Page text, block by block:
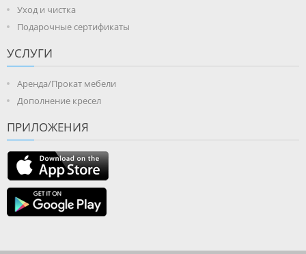
Уход и чистка
Подарочные сертификаты
УСЛУГИ
Аренда/Прокат мебели
Дополнение кресел
ПРИЛОЖЕНИЯ